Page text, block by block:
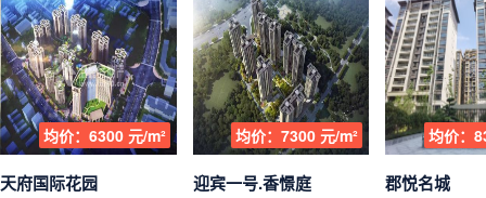
均价：6300 元/m²
天府国际花园
均价：7300 元/m²
迎宾一号.香憬庭
均价：
郡悦名城